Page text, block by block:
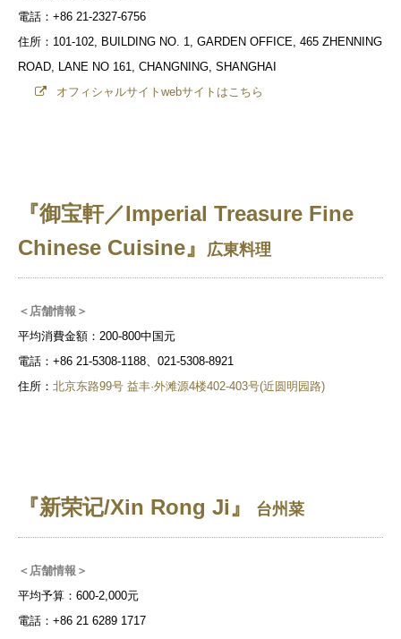
電話：+86 21-2327-6756
住所：101-102, BUILDING NO. 1, GARDEN OFFICE, 465 ZHENNING
ROAD, LANE NO 161, CHANGNING, SHANGHAI
オフィシャルサイトwebサイトはこちら
『御宝軒／Imperial Treasure Fine
Chinese Cuisine』
広東料理
＜店舗情報＞
平均消費金額：200-800中国元
電話：+86 21-5308-1188、021-5308-8921
住所： 北京东路99号 益丰·外滩源4楼402-403号(近圆明园路)
『新荣记/Xin Rong Ji』 台州菜
＜店舗情報＞
平均予算：600-2,000元
電話：+86 21 6289 1717